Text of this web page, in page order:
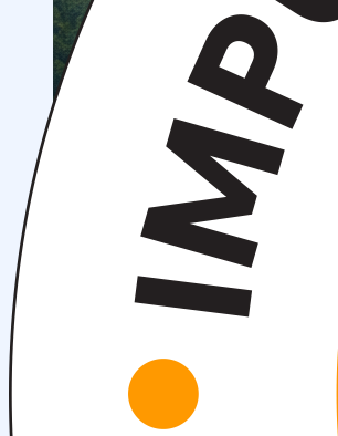
Студенческое научное общество
Объявления